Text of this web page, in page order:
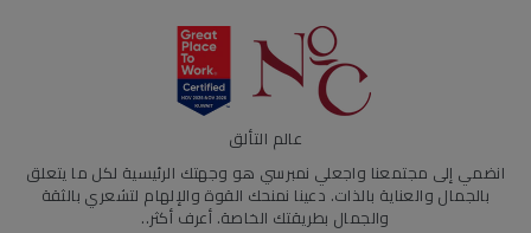
عالم التألق
انضمي إلى مجتمعنا واجعلي نمبرسي هو وجهتك الرئيسية لكل ما يتعلق
بالجمال والعناية بالذات. دعينا نمنحك القوة والإلهام لتشعري بالثقة
والجمال بطريقتك الخاصة. أعرف أكثر..